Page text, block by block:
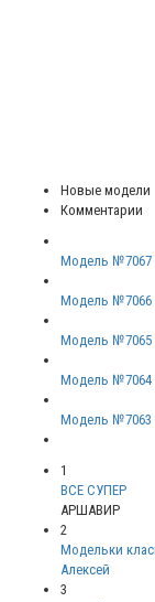
Новые модели
Комментарии
Модель №7067
Модель №7066
Модель №7065
Модель №7064
Модель №7063
1
ВСЕ СУПЕР
АРШАВИР
2
Модельки
Алексей
3